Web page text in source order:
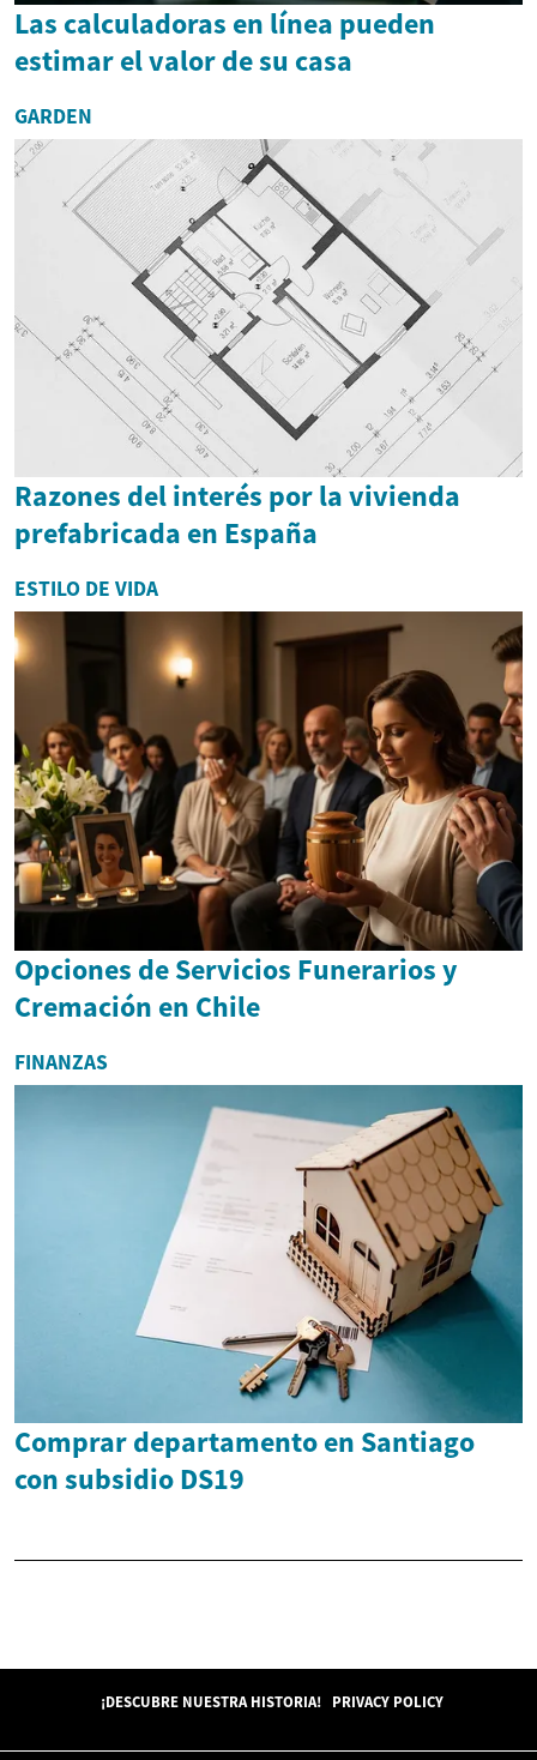
Las calculadoras en línea pueden
estimar el valor de su casa
GARDEN
Razones del interés por la vivienda
prefabricada en España
ESTILO DE VIDA
Opciones de Servicios Funerarios y
Cremación en Chile
FINANZAS
Comprar departamento en Santiago
con subsidio DS19
¡DESCUBRE NUESTRA HISTORIA! PRIVACY POLICY